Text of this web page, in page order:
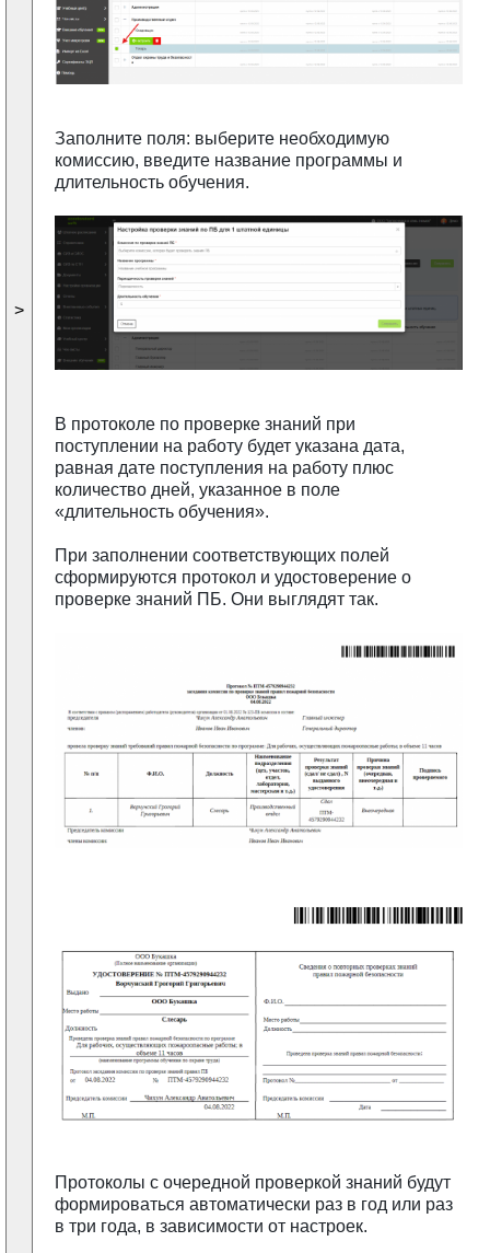
>
Заполните поля: выберите необходимую
комиссию, введите название программы и
длительность обучения.
В протоколе по проверке знаний при
поступлении на работу будет указана дата,
равная дате поступления на работу плюс
количество дней, указанное в поле
«длительность обучения».
При заполнении соответствующих полей
сформируются протокол и удостоверение о
проверке знаний ПБ. Они выглядят так.
Протоколы с очередной проверкой знаний будут
формироваться автоматически раз в год или раз
в три года, в зависимости от настроек.